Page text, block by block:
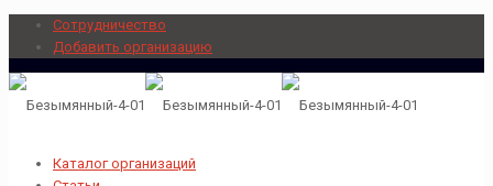
Сотрудничество
Добавить организацию
Каталог организаций